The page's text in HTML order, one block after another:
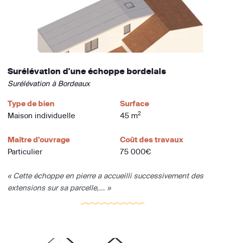
Surélévation d'une échoppe bordelais
Surélévation à Bordeaux
Type de bien
Maison individuelle
Surface
45 m2
Maître d'ouvrage
Particulier
Coût des travaux
75 000€
« Cette échoppe en pierre a accueilli successivement des
extensions sur sa parcelle,... »